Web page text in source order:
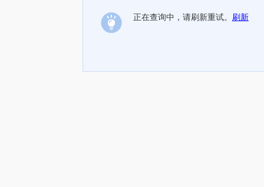
正在查询中，请刷新重试。 刷新